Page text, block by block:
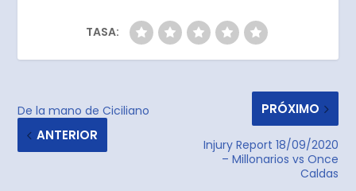
TASA:
De la mano de Ciciliano
ANTERIOR
PRÓXIMO
Injury Report 18/09/2020
– Millonarios vs Once
Caldas